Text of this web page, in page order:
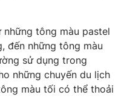
mình bằng AI
những tông màu pastel
đến những tông màu
sử dụng trong
những chuyến du lịch
màu tối có thể thoải